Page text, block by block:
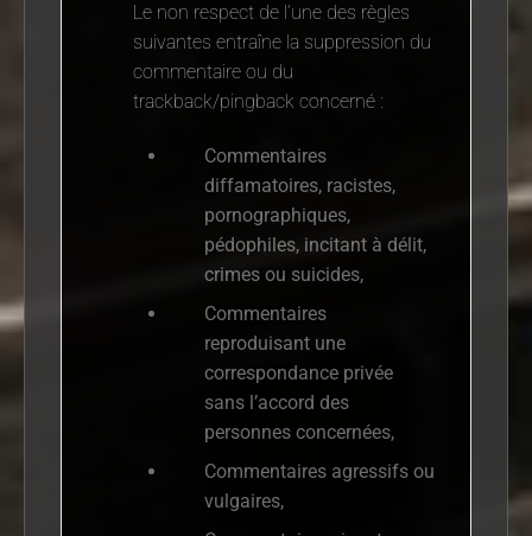
Le non respect de l’une des règles
suivantes entraîne la suppression du
commentaire ou du
trackback/pingback concerné :
Commentaires
diffamatoires, racistes,
pornographiques,
pédophiles, incitant à délit,
crimes ou suicides,
Commentaires
reproduisant une
correspondance privée
sans l’accord des
personnes concernées,
Commentaires agressifs ou
vulgaires,